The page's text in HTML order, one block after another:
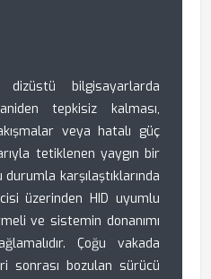
bilgisayarlarda
tepkisiz kalması,
veya hatalı güç
tetiklenen yaygın bir
karşılaştıklarında
üzerinden HID uyumlu
ve sistemin donanımı
Çoğu vakada
sonrası bozulan sürücü